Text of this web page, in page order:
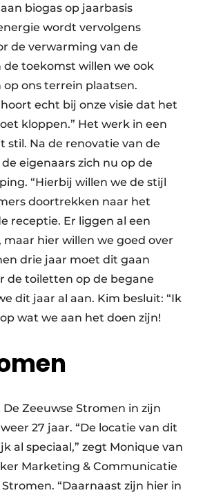
biogas op jaarbasis
wordt vervolgens
de verwarming van de
de toekomst willen we ook
ons terrein plaatsen.
echt bij onze visie dat het
kloppen.” Het werk in een
stil. Na de renovatie van de
eigenaars zich nu op de
“Hierbij willen we de stijl
doortrekken naar het
receptie. Er liggen al een
hier willen we goed over
drie jaar moet dit gaan
de toiletten op de begane
dit jaar al aan. Kim besluit: “Ik
wat we aan het doen zijn!
Zeeuwse Stromen in zijn
27 jaar. “De locatie van dit
al speciaal,” zegt Monique van
Marketing & Communicatie
“Daarnaast zijn hier in